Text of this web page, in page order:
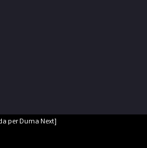
per Duma Next]